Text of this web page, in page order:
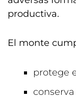
productiva.
El monte
protege